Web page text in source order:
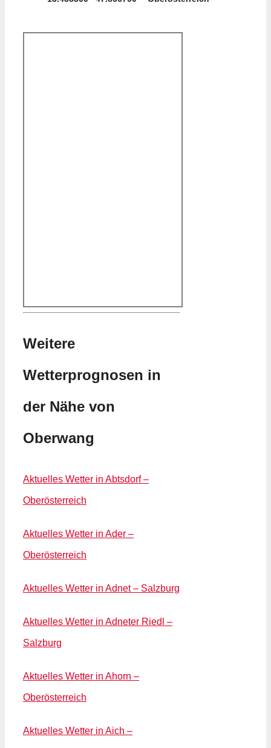
Weitere
Wetterprognosen in
der Nähe von
Oberwang
Aktuelles Wetter in Abtsdorf –
Oberösterreich
Aktuelles Wetter in Ader –
Oberösterreich
Aktuelles Wetter in Adnet – Salzburg
Aktuelles Wetter in Adneter Riedl –
Salzburg
Aktuelles Wetter in Ahorn –
Oberösterreich
Aktuelles Wetter in Aich –